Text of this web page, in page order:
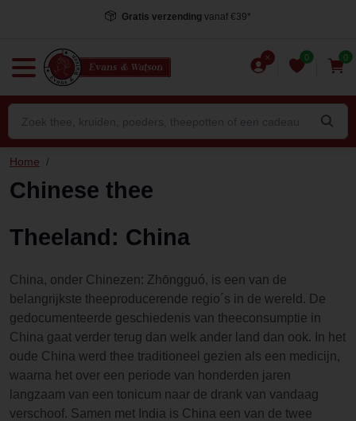
Gratis verzending vanaf €39*
0 0
Home /
Chinese thee
Theeland: China
China, onder Chinezen: Zhōngguó, is een van de
belangrijkste theeproducerende regio´s in de wereld. De
gedocumenteerde geschiedenis van theeconsumptie in
China gaat verder terug dan welk ander land dan ook. In het
oude China werd thee traditioneel gezien als een medicijn,
waarna het over een periode van honderden jaren
langzaam van een tonicum naar de drank van vandaag
verschoof. Samen met India is China een van de twee